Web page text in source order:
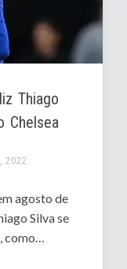
Thiago
Chelsea
2022
agosto de
Silva se
como…